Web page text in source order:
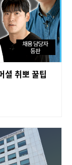
셜 취뽀 꿀팁